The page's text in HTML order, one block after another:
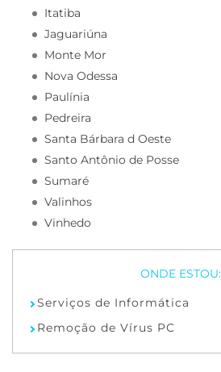
Itatiba
Jaguariúna
Monte Mor
Nova Odessa
Paulínia
Pedreira
Santa Bárbara d Oeste
Santo Antônio de Posse
Sumaré
Valinhos
Vinhedo
Serviços de Informática
Remoção de Vírus PC